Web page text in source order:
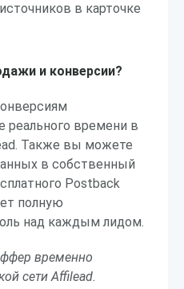
в карточке
и конверсии?
реального времени в
Также вы можете
в собственный
Postback
полную
над каждым лидом.
временно
сети Affilead.